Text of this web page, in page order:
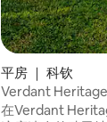
平房 ｜ 科钦
Verdant Heritage
在Verdant